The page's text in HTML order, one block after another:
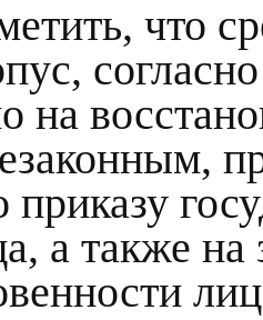
что
на
приказу
а также